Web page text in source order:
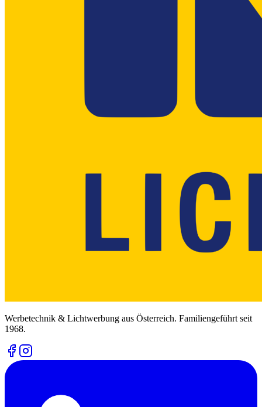
Werbetechnik & Lichtwerbung aus Österreich. Familiengeführt seit
1968.